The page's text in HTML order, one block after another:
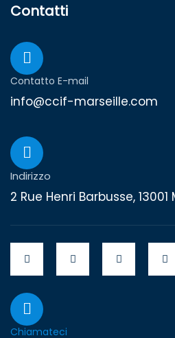
Contatti
Contatto E-mail
info@ccif-marseille.com
Indirizzo
2 Rue Henri Barbusse,
Chiamateci